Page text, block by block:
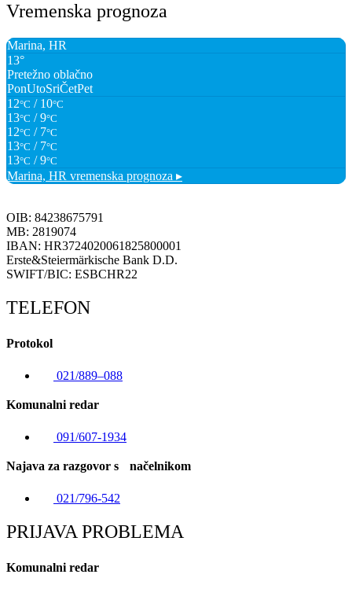
Vremenska prognoza
Marina, HR
13°
Pretežno oblačno
PonUtoSriČetPet
12°C / 10°C
13°C / 9°C
12°C / 7°C
13°C / 7°C
13°C / 9°C
Marina, HR vremenska prognoza ▸
OIB: 84238675791
MB: 2819074
IBAN: HR3724020061825800001
Erste&Steiermärkische Bank D.D.
SWIFT/BIC: ESBCHR22
TELEFON
Protokol
021/889–088
Komunalni redar
091/607-1934
Najava za razgovor s načelnikom
021/796-542
PRIJAVA PROBLEMA
Komunalni redar